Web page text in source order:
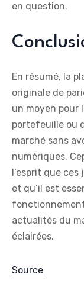
en question.
En résumé, la
originale de
un moyen pour
portefeuille ou
marché sans
numériques.
l’esprit que
et qu’il est
actualités du
éclairées.
Source